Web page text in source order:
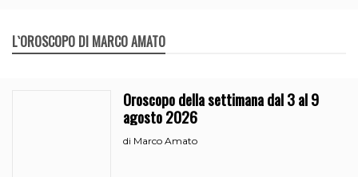
L`OROSCOPO DI MARCO AMATO
Oroscopo della settimana dal 3 al 9
agosto 2026
di Marco Amato